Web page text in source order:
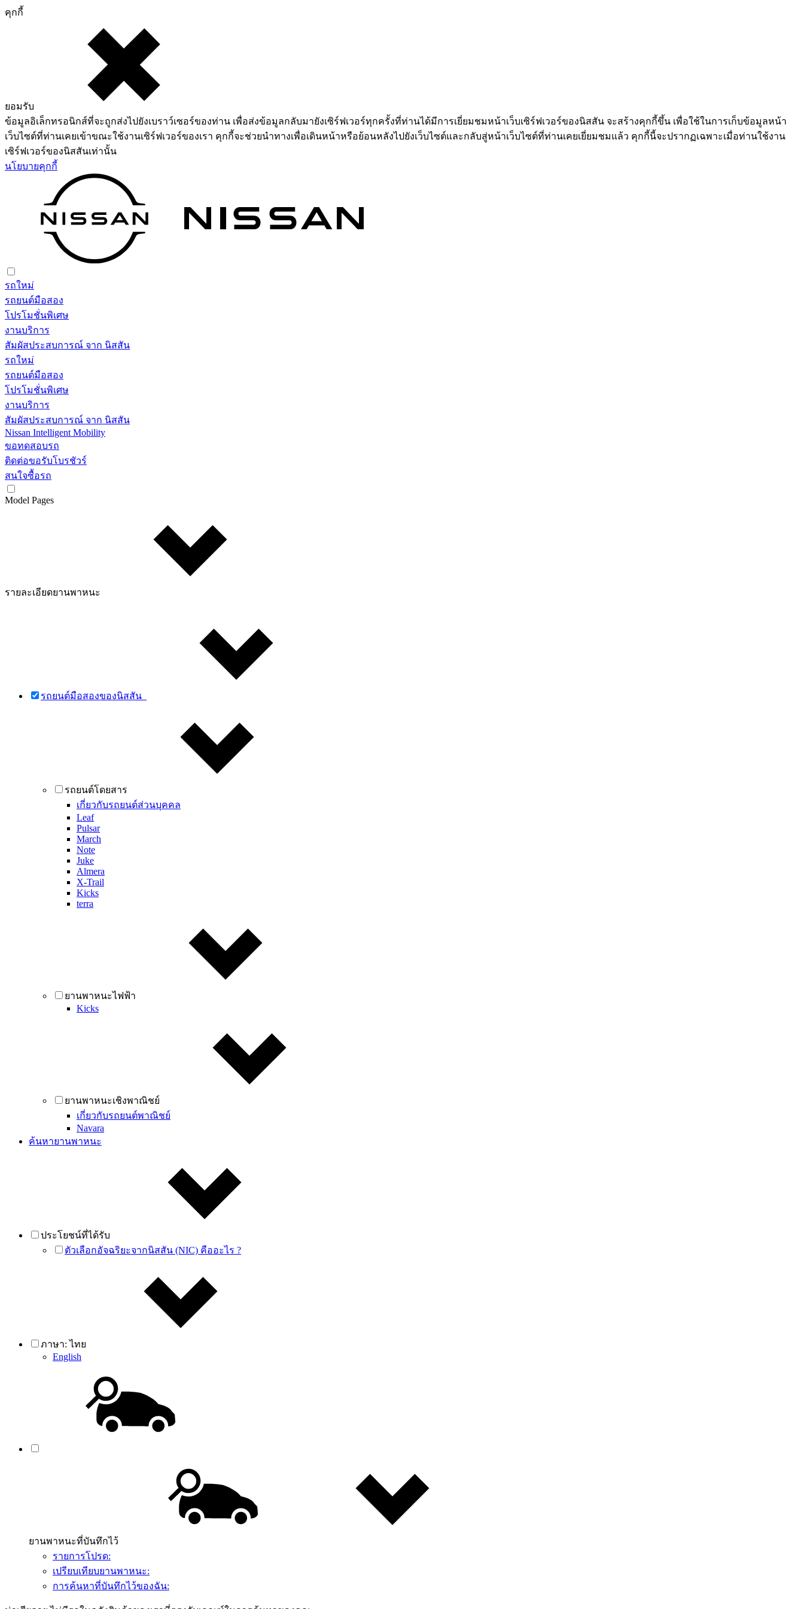
คุกกี้
ยอมรับ
ข้อมูลอิเล็กทรอนิกส์ที่จะถูกส่งไปยังเบราว์เซอร์ของท่าน เพื่อส่งข้อมูลกลับมายังเซิร์ฟเวอร์ทุกครั้งที่ท่านได้มีการเยี่ยมชมหน้าเว็บเซิร์ฟเวอร์ของนิสสัน จะสร้างคุกกี้ขึ้น เพื่อใช้ในการเก็บข้อมูลหน้า
เว็บไซต์ที่ท่านเคยเข้าขณะใช้งานเซิร์ฟเวอร์ของเรา คุกกี้จะช่วยนำทางเพื่อเดินหน้าหรือย้อนหลังไปยังเว็บไซต์และกลับสู่หน้าเว็บไซต์ที่ท่านเคยเยี่ยมชมแล้ว คุกกี้นี้จะปรากฏเฉพาะเมื่อท่านใช้งาน
เซิร์ฟเวอร์ของนิสสันเท่านั้น
นโยบายคุกกี้
รถใหม่
รถยนต์มือสอง
โปรโมชั่นพิเศษ
งานบริการ
สัมผัสประสบการณ์ จาก นิสสัน
รถใหม่
รถยนต์มือสอง
โปรโมชั่นพิเศษ
งานบริการ
สัมผัสประสบการณ์ จาก นิสสัน
Nissan Intelligent Mobility
ขอทดสอบรถ
ติดต่อขอรับโบรชัวร์
สนใจซื้อรถ
Model Pages
รายละเอียดยานพาหนะ
รถยนต์มือสองของนิสสัน
รถยนต์โดยสาร
เกี่ยวกับรถยนต์ส่วนบุคคล
Leaf
Pulsar
March
Note
Juke
Almera
X-Trail
Kicks
terra
ยานพาหนะไฟฟ้า
Kicks
ยานพาหนะเชิงพาณิชย์
เกี่ยวกับรถยนต์พาณิชย์
Navara
ค้นหายานพาหนะ
ประโยชน์ที่ได้รับ
ตัวเลือกอัจฉริยะจากนิสสัน (NIC) คืออะไร ?
ภาษา:ไทย
English
ยานพาหนะที่บันทึกไว้
รายการโปรด:
เปรียบเทียบยานพาหนะ:
การค้นหาที่บันทึกไว้ของฉัน: